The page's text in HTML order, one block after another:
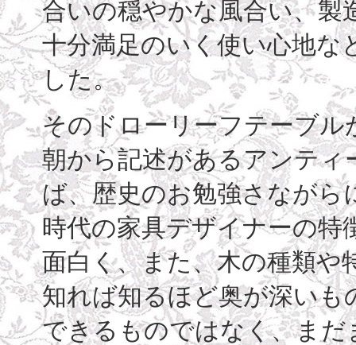
合いの穏やかな風合い、製
十分満足のいく使い心地な
した。
そのドローリーフテーブ
朝から記述があるアンテ
ば、歴史のお勉強さながら
時代の家具デザイナーの特
面白く、また、木の種類や
知れば知るほど奥が深い
できるものではなく、ま